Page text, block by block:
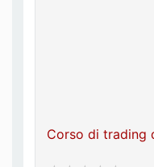
Corso di trading